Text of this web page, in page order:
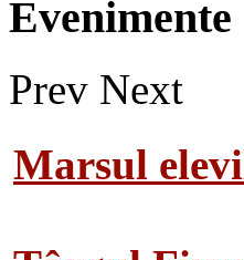
Evenimente
Prev Next
Marsul